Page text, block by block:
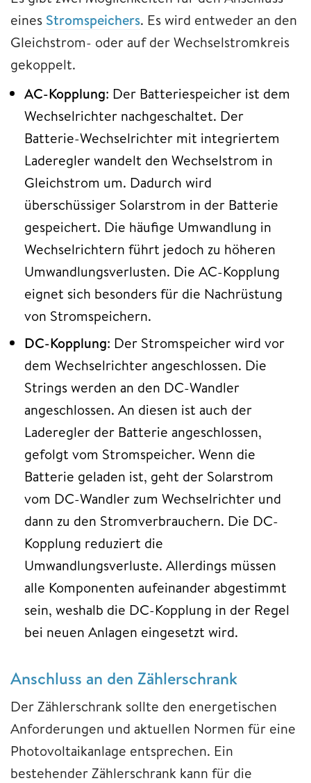
eines Stromspeichers. Es wird entweder an den
Gleichstrom- oder auf der Wechselstromkreis
gekoppelt.
AC-Kopplung: Der Batteriespeicher ist dem
Wechselrichter nachgeschaltet. Der
Batterie-Wechselrichter mit integriertem
Laderegler wandelt den Wechselstrom in
Gleichstrom um. Dadurch wird
überschüssiger Solarstrom in der Batterie
gespeichert. Die häufige Umwandlung in
Wechselrichtern führt jedoch zu höheren
Umwandlungsverlusten. Die AC-Kopplung
eignet sich besonders für die Nachrüstung
von Stromspeichern.
DC-Kopplung: Der Stromspeicher wird vor
dem Wechselrichter angeschlossen. Die
Strings werden an den DC-Wandler
angeschlossen. An diesen ist auch der
Laderegler der Batterie angeschlossen,
gefolgt vom Stromspeicher. Wenn die
Batterie geladen ist, geht der Solarstrom
vom DC-Wandler zum Wechselrichter und
dann zu den Stromverbrauchern. Die DC-
Kopplung reduziert die
Umwandlungsverluste. Allerdings müssen
alle Komponenten aufeinander abgestimmt
sein, weshalb die DC-Kopplung in der Regel
bei neuen Anlagen eingesetzt wird.
Anschluss an den Zählerschrank
Der Zählerschrank sollte den energetischen
Anforderungen und aktuellen Normen für eine
Photovoltaikanlage entsprechen. Ein
bestehender Zählerschrank kann für die